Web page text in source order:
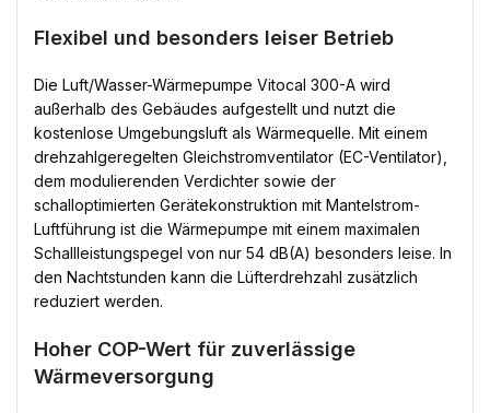
Flexibel und besonders leiser Betrieb
Die Luft/Wasser-Wärmepumpe Vitocal 300-A wird
außerhalb des Gebäudes aufgestellt und nutzt die
kostenlose Umgebungsluft als Wärmequelle. Mit einem
drehzahlgeregelten Gleichstromventilator (EC-Ventilator),
dem modulierenden Verdichter sowie der
schalloptimierten Gerätekonstruktion mit Mantelstrom-
Luftführung ist die Wärmepumpe mit einem maximalen
Schallleistungspegel von nur 54 dB(A) besonders leise. In
den Nachtstunden kann die Lüfterdrehzahl zusätzlich
reduziert werden.
Hoher COP-Wert für zuverlässige
Wärmeversorgung